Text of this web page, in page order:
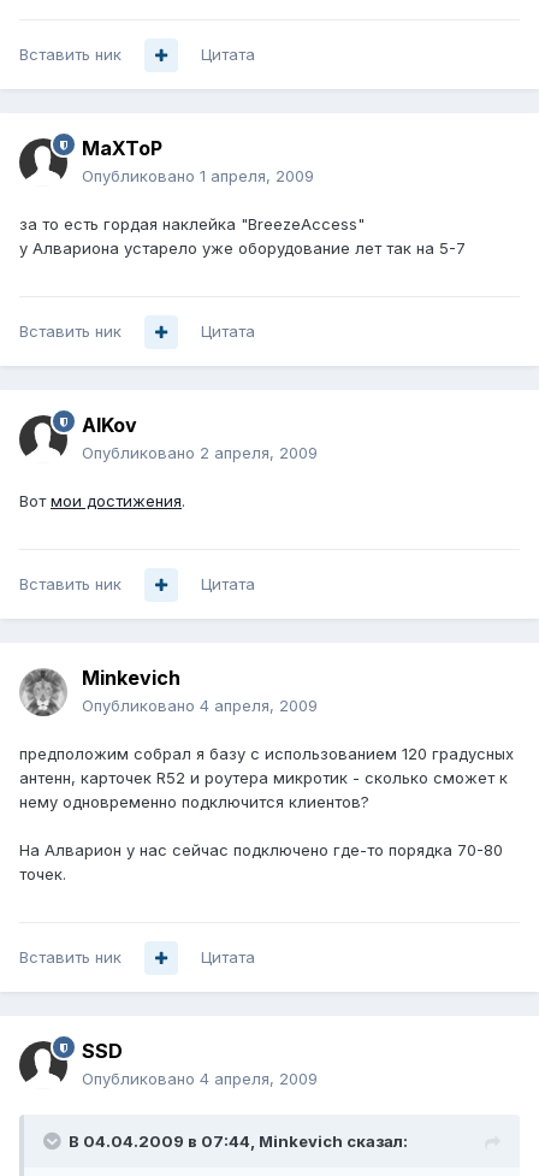
Вставить ник Цитата
MaXToP
Опубликовано 1 апреля, 2009
за то есть гордая наклейка "BreezeAccess"
у Алвариона устарело уже оборудование лет так на 5-7
Вставить ник Цитата
AlKov
Опубликовано 2 апреля, 2009
Вотмои достижения.
Вставить ник Цитата
Minkevich
Опубликовано 4 апреля, 2009
предположим собрал я базу с использованием 120 градусных
антенн, карточек R52 и роутера микротик - сколько сможет к
нему одновременно подключится клиентов?
На Алварион у нас сейчас подключено где-то порядка 70-80
точек.
Вставить ник Цитата
SSD
Опубликовано 4 апреля, 2009
В 04.04.2009 в 07:44, Minkevich сказал: